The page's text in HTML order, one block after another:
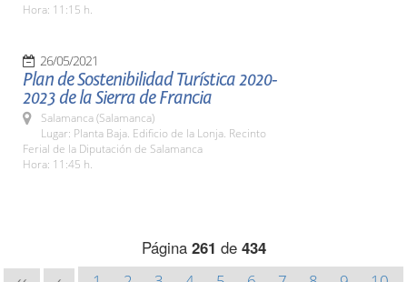
Hora: 11:15 h.
26/05/2021
Plan de Sostenibilidad Turística 2020-
2023 de la Sierra de Francia
Salamanca (Salamanca)
Lugar: Planta Baja. Edificio de la Lonja. Recinto
Ferial de la Diputación de Salamanca
Hora: 11:45 h.
Página 261 de 434